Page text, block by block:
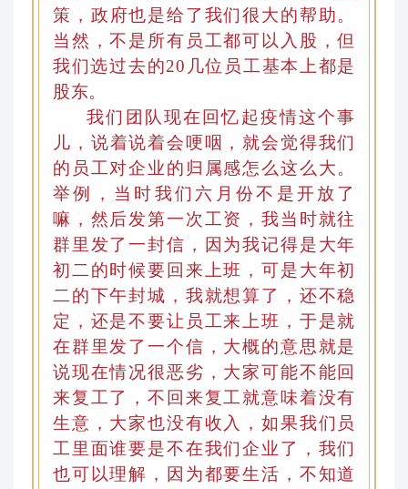
策 ， 政府也是给了我们很大的帮助。
当然 ，不是所有员工都可以入股 ，但
我们选过去的20几位员工基本上都是
股东。
我们团队现在回忆起疫情这个事
儿 ， 说着说着会哽咽，就会觉得我们
的员工对企业的归属感怎么这么大。
举例
， 当时我们六月份不是开放了
嘛，然后发第一次工资 ，我当时就往
群里发了一封信，因为我记得是大年
初二的时候要回来上班，可是大年初
二的下午封城，我就想算了，还不稳
定，还是不要让员工来上班，于是就
在群里发了一个信 ， 大概的意思就是
说现在情况很恶劣，大家可能不能回
来复工了，不回来复工就意味着没有
生意，大家也没有收入
，如果我们员
工里面谁要是不在我们企业了，我们
也可以理解，因为都要生活，不知道